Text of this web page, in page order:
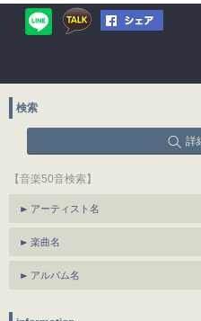
検索
詳
【音楽50音検索】
アーティスト名
楽曲名
アルバム名